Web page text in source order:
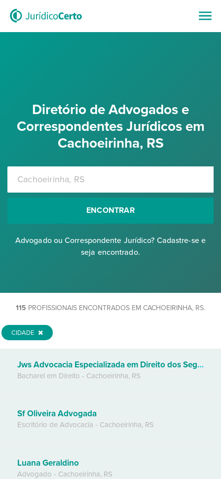
Diretório de Advogados e
Correspondentes Jurídicos em
Cachoeirinha, RS
ENCONTRAR
Advogado ou Correspondente Jurídico? Cadastre-se e
seja encontrado.
115 PROFISSIONAIS ENCONTRADOS EM CACHOEIRINHA, RS.
CIDADE
Jws Advocacia Especializada em Direito dos Seguros
Bacharel em Direito - Cachoeirinha, RS
Sf Oliveira Advogada
Escritório de Advocacia - Cachoeirinha, RS
Luana Geraldino
Advogado - Cachoeirinha, RS